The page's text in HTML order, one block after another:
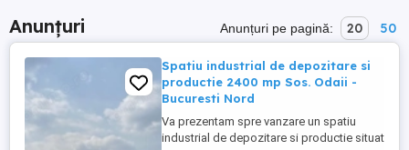
Anunțuri Anunțuri pe pagină: 20 50
Spatiu industrial de depozitare si
productie 2400 mp Sos. Odaii -
Bucuresti Nord
Va prezentam spre vanzare un spatiu
industrial de depozitare si productie situat